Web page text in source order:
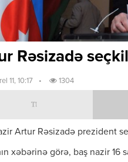
Rəsizadə
11, 10:17 • 1304
Artur Rəsizadə prezident
xəbərinə görə, baş nazir 16